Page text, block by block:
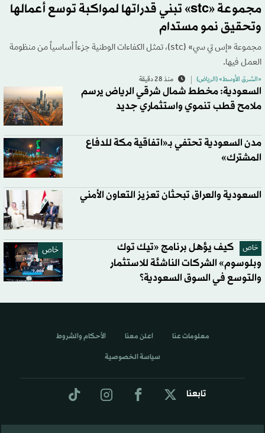
مجموعة «stc» تبني قدراتها لمواكبة توسع أعمالها
وتحقيق نمو مستدام
مجموعة «إس تي سي» (stc)، تمثل الكفاءات الوطنية جزءاً أساسياً من منظومة
العمل فيها.
«الشرق الأوسط» (الرياض) منذ 28 دقيقة
السعودية: مخطط شمال شرقي الرياض يرسم
ملامح قطب تنموي واستثماري جديد
مدن السعودية تحتفي بـ«اتفاقية مكة للدفاع
المشترك»
السعودية والعراق تبحثان تعزيز التعاون الأمني
خاص خاص
كيف يؤهل برنامج «تيك توك
وبلوسوم» الشركات الناشئة للاستثمار
والتوسع في السوق السعودية؟
تابعنا
معلومات عنا اعلن معنا الأحكام والشروط
سياسة الخصوصية